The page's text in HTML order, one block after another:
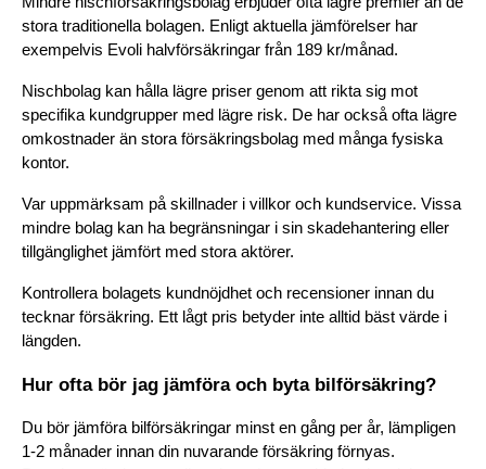
stora traditionella bolagen. Enligt aktuella jämförelser har
exempelvis Evoli halvförsäkringar från 189 kr/månad.
Nischbolag kan hålla lägre priser genom att rikta sig mot
specifika kundgrupper med lägre risk. De har också ofta lägre
omkostnader än stora försäkringsbolag med många fysiska
kontor.
Var uppmärksam på skillnader i villkor och kundservice. Vissa
mindre bolag kan ha begränsningar i sin skadehantering eller
tillgänglighet jämfört med stora aktörer.
Kontrollera bolagets kundnöjdhet och recensioner innan du
tecknar försäkring. Ett lågt pris betyder inte alltid bäst värde i
längden.
Hur ofta bör jag jämföra och byta bilförsäkring?
Du bör jämföra bilförsäkringar minst en gång per år, lämpligen
1-2 månader innan din nuvarande försäkring förnyas.